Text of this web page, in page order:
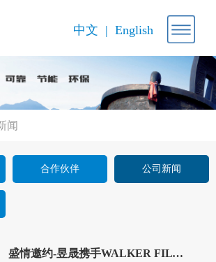
中文 English
闻
合作伙伴 公司新闻
盛情邀约-昱晟携手WALKER FILTRATION在上海国际压缩机及设备展览会等您